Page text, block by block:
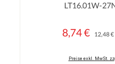
LT16.01W-
Verkaufspreis:
8,74 € 12,48 €
Preise exkl. MwSt.